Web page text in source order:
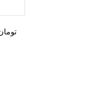
690,000